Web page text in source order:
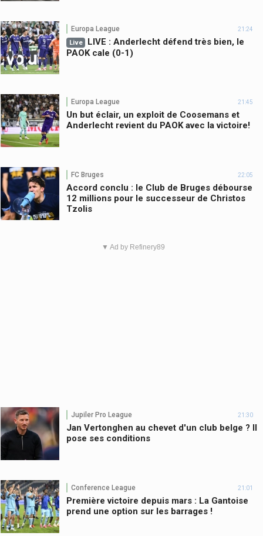
Europa League 21:24
Live
LIVE : Anderlecht défend très bien, le
PAOK cale (0-1)
Europa League 21:45
Un but éclair, un exploit de Coosemans et
Anderlecht revient du PAOK avec la victoire!
FC Bruges 22:05
Accord conclu : le Club de Bruges débourse
12 millions pour le successeur de Christos
Tzolis
▼ Ad by Refinery89
Jupiler Pro League 21:30
Jan Vertonghen au chevet d'un club belge ? Il
pose ses conditions
Conference League 21:01
Première victoire depuis mars : La Gantoise
prend une option sur les barrages !